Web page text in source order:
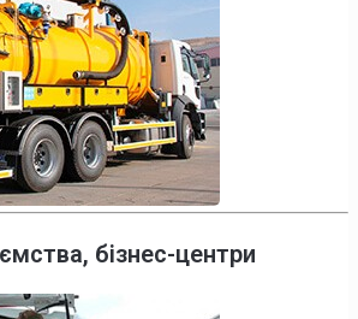
бізнес-центри